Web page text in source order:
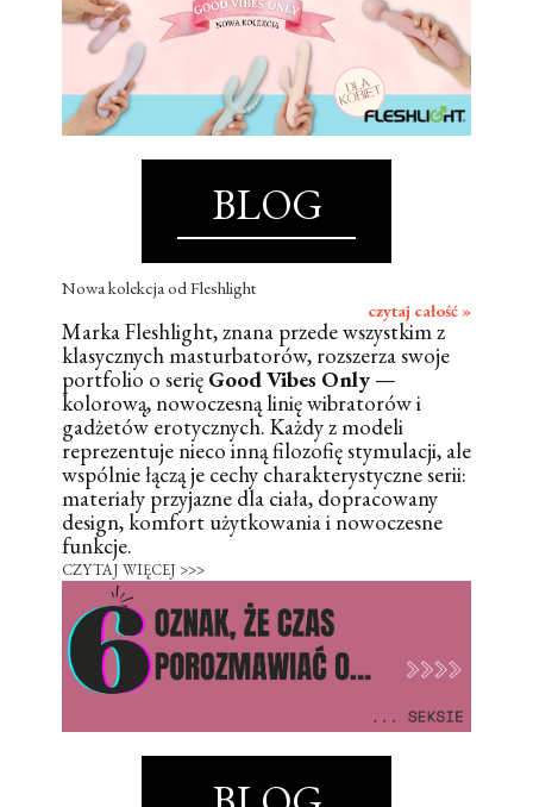
BLOG
Nowa kolekcja od Fleshlight
czytaj całość »
Marka Fleshlight, znana przede wszystkim z
klasycznych masturbatorów, rozszerza swoje
portfolio o serię Good Vibes Only —
kolorową, nowoczesną linię wibratorów i
gadżetów erotycznych. Każdy z modeli
reprezentuje nieco inną filozofię stymulacji, ale
wspólnie łączą je cechy charakterystyczne serii:
materiały przyjazne dla ciała, dopracowany
design, komfort użytkowania i nowoczesne
funkcje.
CZYTAJ WIĘCEJ >>>